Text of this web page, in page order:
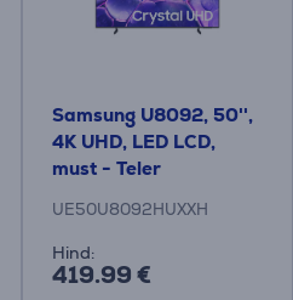
Samsung U8092, 50'',
4K UHD, LED LCD,
must - Teler
UE50U8092HUXXH
Hind:
419.99 €